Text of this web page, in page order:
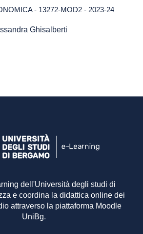
- 13272-MOD2 - 2023-24
Ghisalberti
dell'Università degli studi di
e coordina la didattica online dei
attraverso la piattaforma Moodle
UniBg.